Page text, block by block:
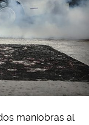
maniobras al